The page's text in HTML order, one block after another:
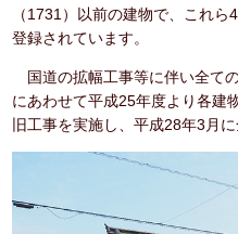
（1731）以前の建物で、これ
登録されています。
国道の拡幅工事等に伴い全て
にあわせて平成25年度より各建
旧工事を実施し、平成28年3月